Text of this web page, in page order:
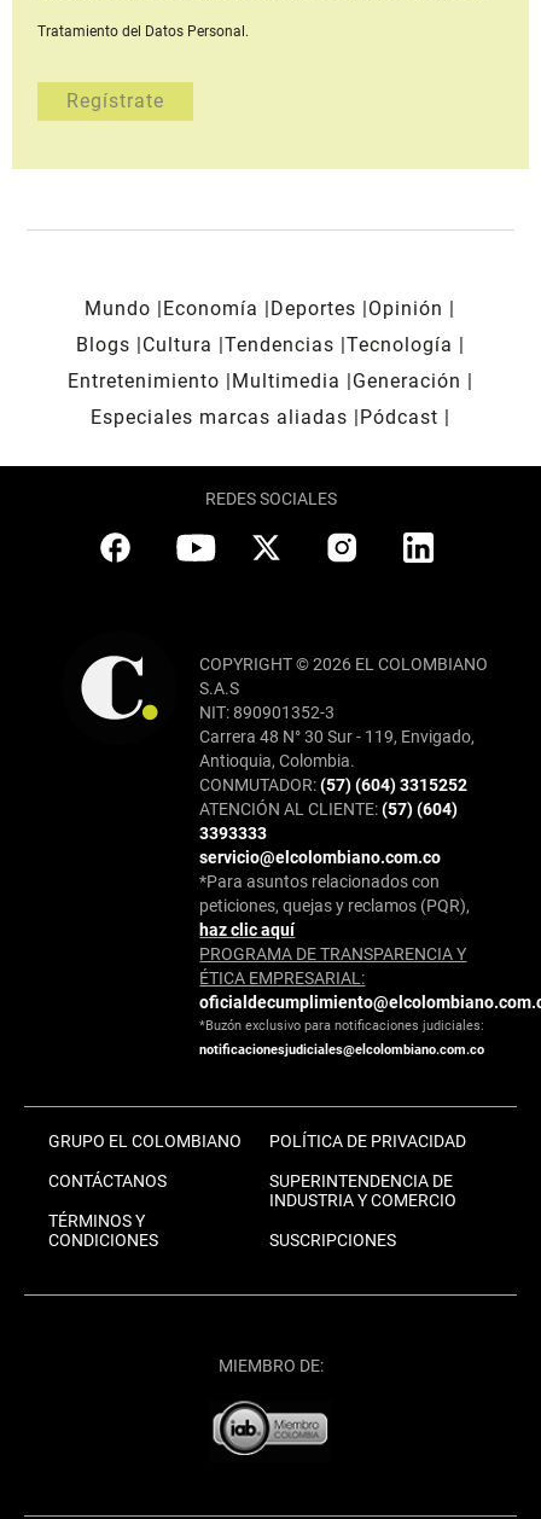
Tratamiento del Datos Personal.
Mundo Economía Deportes
Opinión
Blogs
Cultura Tendencias Tecnología
Entretenimiento
Multimedia
Generación
Especiales marcas aliadas
Pódcast
REDES SOCIALES
COPYRIGHT © 2026 EL COLOMBIANO
S.A.S
NIT: 890901352-3
Carrera 48 N° 30 Sur - 119, Envigado,
Antioquia, Colombia.
CONMUTADOR:(57) (604) 3315252
ATENCIÓN AL CLIENTE:(57) (604)
3393333
servicio@elcolombiano.com.co
*Para asuntos relacionados con
peticiones, quejas y reclamos (PQR),
haz clic aquí
PROGRAMA DE TRANSPARENCIA Y
ÉTICA EMPRESARIAL:
*Buzón exclusivo para notificaciones judiciales:
notificacionesjudiciales@elcolombiano.com.co
GRUPO EL COLOMBIANO
CONTÁCTANOS
TÉRMINOS Y
CONDICIONES
POLÍTICA DE PRIVACIDAD
SUPERINTENDENCIA DE
INDUSTRIA Y COMERCIO
SUSCRIPCIONES
MIEMBRO DE: